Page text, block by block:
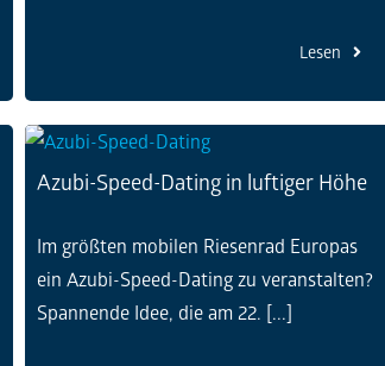
Lesen
Azubi-Speed-Dating in luftiger Höhe
Im größten mobilen Riesenrad Europas
ein Azubi-Speed-Dating zu veranstalten?
Spannende Idee, die am 22. [...]